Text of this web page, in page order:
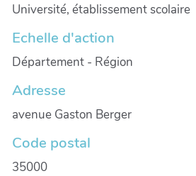
Université, établissement scolaire
Echelle d'action
Département - Région
Adresse
avenue Gaston Berger
Code postal
35000